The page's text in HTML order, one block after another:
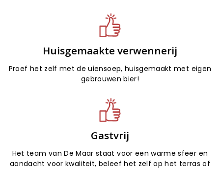
Huisgemaakte verwennerij
Proef het zelf met de uiensoep, huisgemaakt met eigen
gebrouwen bier!
Gastvrij
Het team van De Maar staat voor een warme sfeer en
aandacht voor kwaliteit, beleef het zelf op het terras of